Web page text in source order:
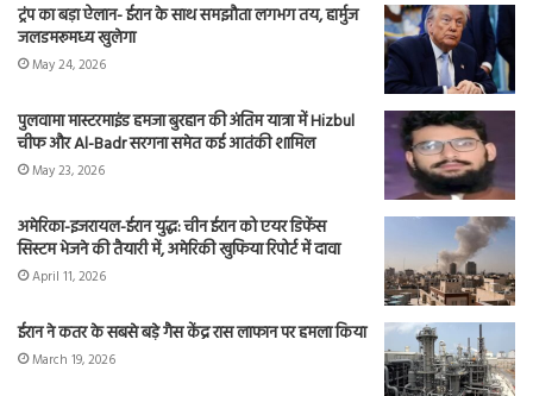
ट्रंप का बड़ा ऐलान- ईरान के साथ समझौता लगभग तय, हार्मुज
जलडमरूमध्य खुलेगा
May 24, 2026
पुलवामा मास्टरमाइंड हमजा बुरहान की अंतिम यात्रा में Hizbul
चीफ और Al-Badr सरगना समेत कई आतंकी शामिल
May 23, 2026
अमेरिका-इजरायल-ईरान युद्ध: चीन ईरान को एयर डिफेंस
सिस्टम भेजने की तैयारी में, अमेरिकी खुफिया रिपोर्ट में दावा
April 11, 2026
ईरान ने कतर के सबसे बड़े गैस केंद्र रास लाफान पर हमला किया
March 19, 2026